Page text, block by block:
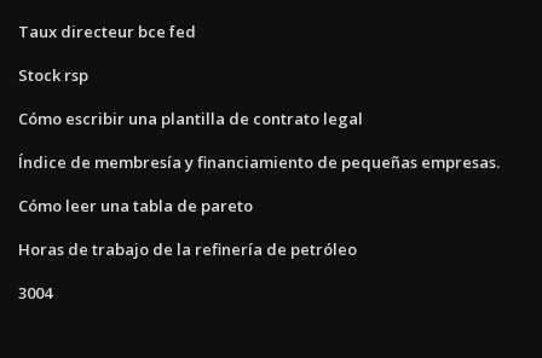
Taux directeur bce fed
Stock rsp
Cómo escribir una plantilla de contrato legal
Índice de membresía y financiamiento de pequeñas empresas.
Cómo leer una tabla de pareto
Horas de trabajo de la refinería de petróleo
3004